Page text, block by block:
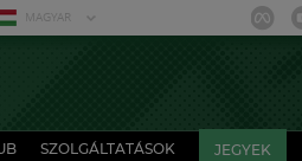
MAGYAR
SZOLGÁLTATÁSOK JEGYEK